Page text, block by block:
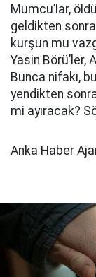
Mumcu’lar,
geldikten
kurşun mu
Yasin Börü’ler,
Bunca nifakı,
yendikten
mi ayıracak?
Anka Haber